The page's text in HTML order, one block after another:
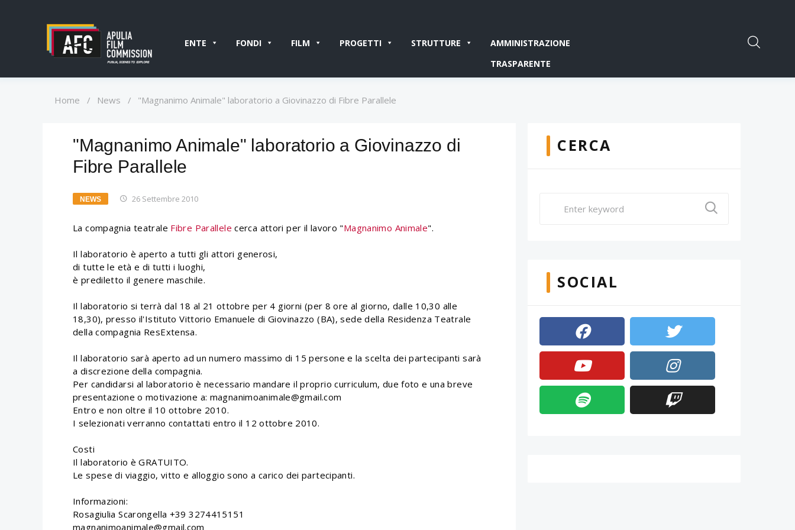
ENTE FONDI FILM PROGETTI STRUTTURE
AMMINISTRAZIONE
TRASPARENTE
Home / News / "Magnanimo Animale" laboratorio a Giovinazzo di Fibre Parallele
"Magnanimo Animale" laboratorio a Giovinazzo di
Fibre Parallele
NEWS 26 Settembre 2010
La compagnia teatrale Fibre Parallele cerca attori per il lavoro "Magnanimo Animale".
Il laboratorio è aperto a tutti gli attori generosi,
di tutte le età e di tutti i luoghi,
è prediletto il genere maschile.
Il laboratorio si terrà dal 18 al 21 ottobre per 4 giorni (per 8 ore al giorno, dalle 10,30 alle
18,30), presso il'Istituto Vittorio Emanuele di Giovinazzo (BA), sede della Residenza Teatrale
della compagnia ResExtensa.
Il laboratorio sarà aperto ad un numero massimo di 15 persone e la scelta dei partecipanti sarà
a discrezione della compagnia.
Per candidarsi al laboratorio è necessario mandare il proprio curriculum, due foto e una breve
presentazione o motivazione a: magnanimoanimale@gmail.com
Entro e non oltre il 10 ottobre 2010.
I selezionati verranno contattati entro il 12 ottobre 2010.
Costi
Il laboratorio è GRATUITO.
Le spese di viaggio, vitto e alloggio sono a carico dei partecipanti.
Informazioni:
Rosagiulia Scarongella +39 3274415151
magnanimoanimale@gmail.com
CERCA
SOCIAL